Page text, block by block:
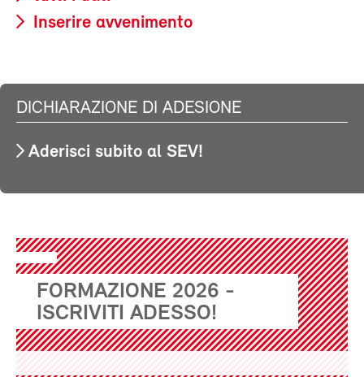
Inserire avvenimento
DICHIARAZIONE DI ADESIONE
Aderisci subito al SEV!
FORMAZIONE 2026 -
ISCRIVITI ADESSO!